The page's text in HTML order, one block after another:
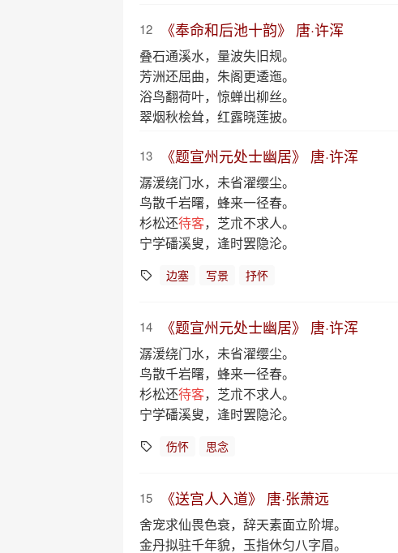
12 《奉命和后池十韵》 唐·许浑
叠石通溪水，量波失旧规。
芳洲还屈曲，朱阁更逶迤。
浴鸟翻荷叶，惊蝉出柳丝。
翠烟秋桧耸，红露晓莲披。
13 《题宣州元处士幽居》 唐·许浑
潺湲绕门水，未省濯缨尘。
鸟散千岩曙，蜂来一径春。
杉松还待客，芝朮不求人。
宁学磻溪叟，逢时罢隐沦。
边塞 写景 抒怀
14 《题宣州元处士幽居》 唐·许浑
潺湲绕门水，未省濯缨尘。
鸟散千岩曙，蜂来一径春。
杉松还待客，芝朮不求人。
宁学磻溪叟，逢时罢隐沦。
伤怀 思念
15 《送宫人入道》 唐·张萧远
舍宠求仙畏色衰，辞天素面立阶墀。
金丹拟驻千年貌，玉指休匀八字眉。